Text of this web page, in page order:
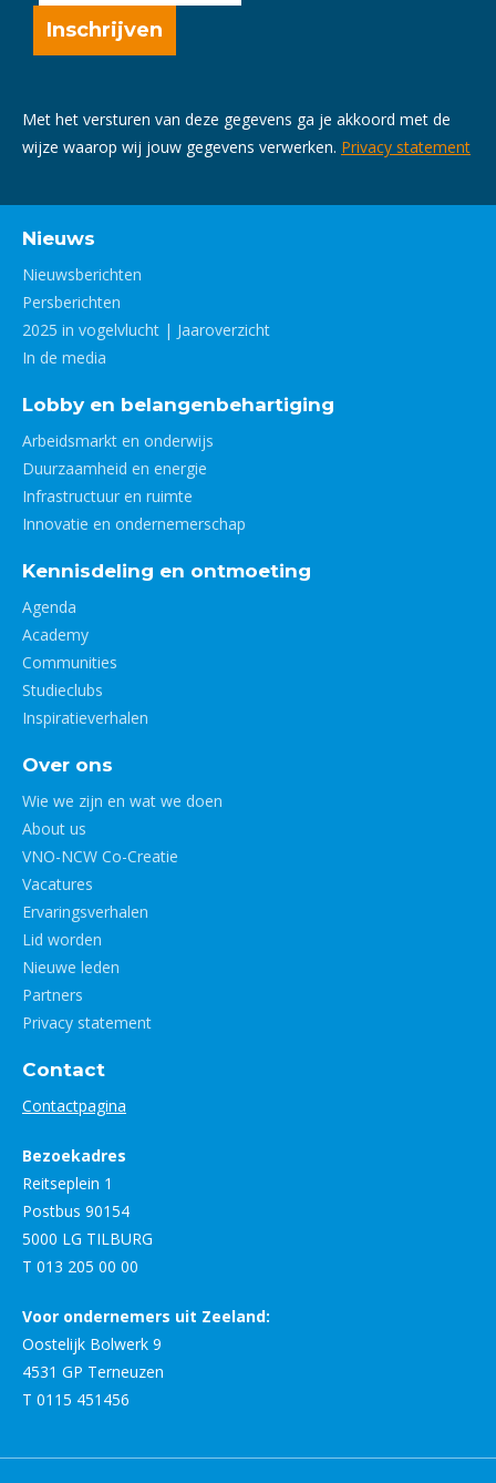
Met het versturen van deze gegevens ga je akkoord met de
wijze waarop wij jouw gegevens verwerken. Privacy statement
Nieuws
Nieuwsberichten
Persberichten
2025 in vogelvlucht | Jaaroverzicht
In de media
Lobby en belangenbehartiging
Arbeidsmarkt en onderwijs
Duurzaamheid en energie
Infrastructuur en ruimte
Innovatie en ondernemerschap
Kennisdeling en ontmoeting
Agenda
Academy
Communities
Studieclubs
Inspiratieverhalen
Over ons
Wie we zijn en wat we doen
About us
VNO-NCW Co-Creatie
Vacatures
Ervaringsverhalen
Lid worden
Nieuwe leden
Partners
Privacy statement
Contact
Contactpagina
Bezoekadres
Reitseplein 1
Postbus 90154
5000 LG TILBURG
T 013 205 00 00
Voor ondernemers uit Zeeland:
Oostelijk Bolwerk 9
4531 GP Terneuzen
T 0115 451456